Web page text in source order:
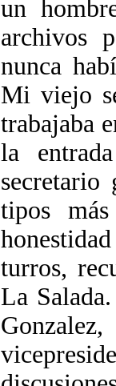
un
archivos
nunca
Mi viejo
trabajaba
la
tipos
turros,
La